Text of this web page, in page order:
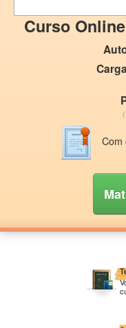
Curso
Com